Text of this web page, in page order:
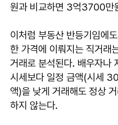
원과 비교하면 3억3700만
이처럼 부동산 반등기임에
한 가격에 이뤄지는 직거래
거래로 분석된다. 배우자나
시세보다 일정 금액(시세
액)을 낮게 거래해도 정상
하지 않는다.